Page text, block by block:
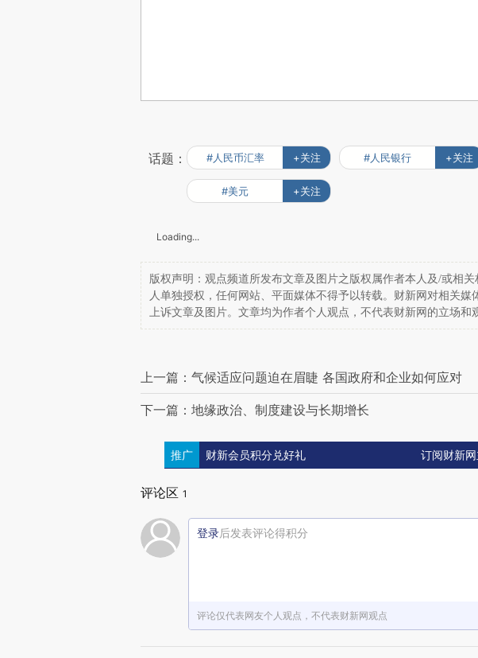
话题： #人民币汇率 +关注 #人民银行 +关注
#美元 +关注
Loading...
版权声明：观点频道所发布文章及图片之版权属作者本人及/或相
人单独授权，任何网站、平面媒体不得予以转载。财新网对相关
上诉文章及图片。文章均为作者个人观点，不代表财新网的立场和
上一篇：气候适应问题迫在眉睫 各国政府和企业如何应对
下一篇：地缘政治、制度建设与长期增长
推广 财新会员积分兑好礼 订阅财新
评论区 1
登录后发表评论得积分
评论仅代表网友个人观点，不代表财新网观点